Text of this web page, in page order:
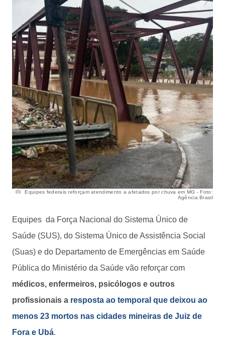
Equipes federais reforçam atendimento a afetados por chuva em MG - Foto:
Agência Brasil
Equipes da Força Nacional do Sistema Único de
Saúde (SUS), do Sistema Único de Assistência Social
(Suas) e do Departamento de Emergências em Saúde
Pública do Ministério da Saúde vão reforçar com
médicos, enfermeiros, psicólogos e outros
profissionais a resposta ao temporal que deixou ao
menos 23 mortos nas cidades mineiras de Juiz de
Fora e Ubá.